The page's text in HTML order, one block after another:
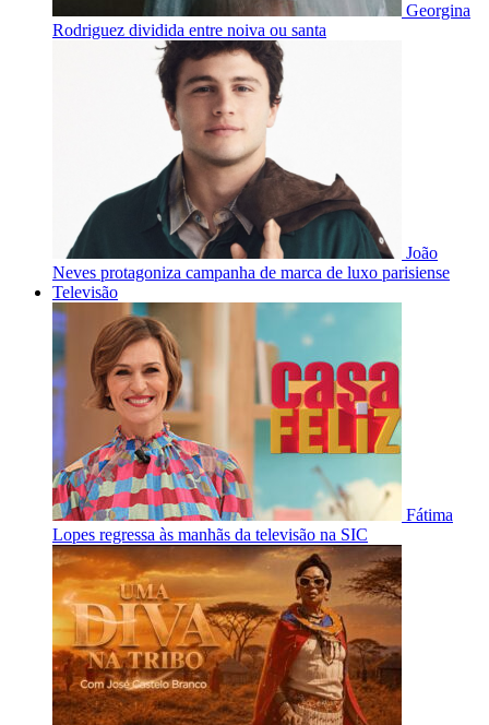
Georgina
Rodriguez dividida entre noiva ou santa
João
Neves protagoniza campanha de marca de luxo parisiense
Televisão
Fátima
Lopes regressa às manhãs da televisão na SIC